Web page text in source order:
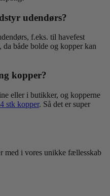
udendørs?
f.eks. til havefest
både bolde og kopper kan
kopper?
eller i butikker, og kopperne
stk kopper. Så det er super
med i vores unikke fællesskab